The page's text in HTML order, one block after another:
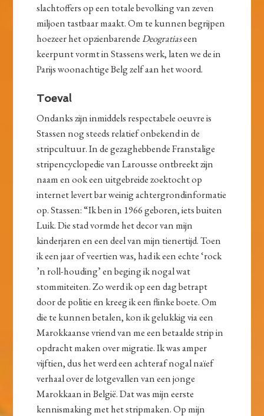
slachtoffers op een totale bevolking van zeven
miljoen tastbaar maakt. Om te kunnen begrijpen
hoezeer het opzienbarendeDeogratiaseen
keerpunt vormt in Stassens werk, laten we de in
Parijs woonachtige Belg zelf aan het woord.
Toeval
Ondanks zijn inmiddels respectabele oeuvre is
Stassen nog steeds relatief onbekend in de
stripcultuur. In de gezaghebbende Franstalige
stripencyclopedie van Larousse ontbreekt zijn
naam en ook een uitgebreide zoektocht op
internet levert bar weinig achtergrondinformatie
op. Stassen: “Ik ben in 1966 geboren, iets buiten
Luik. Die stad vormde het decor van mijn
kinderjaren en een deel van mijn tienertijd. Toen
ik een jaar of veertien was, had ik een echte ‘rock
’n roll-houding’ en beging ik nogal wat
stommiteiten. Zo werd ik op een dag betrapt
door de politie en kreeg ik een flinke boete. Om
die te kunnen betalen, kon ik gelukkig via een
Marokkaanse vriend van me een betaalde strip in
opdracht maken over migratie. Ik was amper
vijftien, dus het werd een achteraf nogal naïef
verhaal over de lotgevallen van een jonge
Marokkaan in België. Dat was mijn eerste
kennismaking met het stripmaken. Op mijn